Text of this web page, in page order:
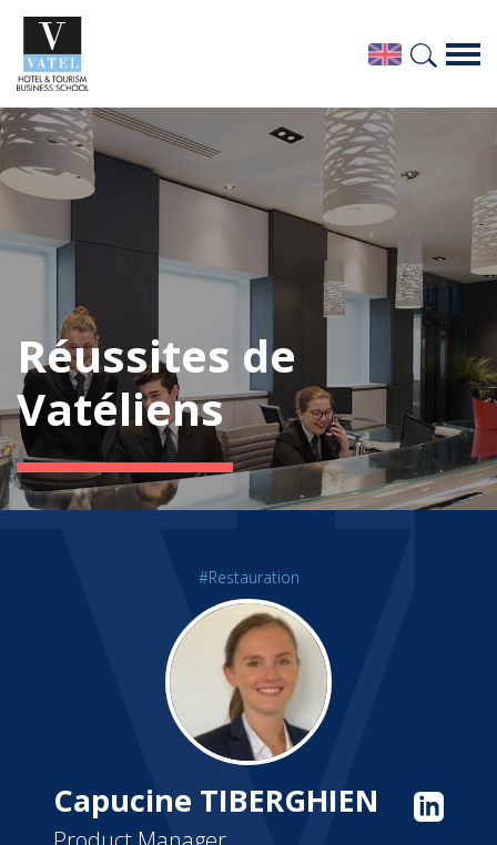
Réussites de
Vatéliens
#Restauration
Capucine TIBERGHIEN